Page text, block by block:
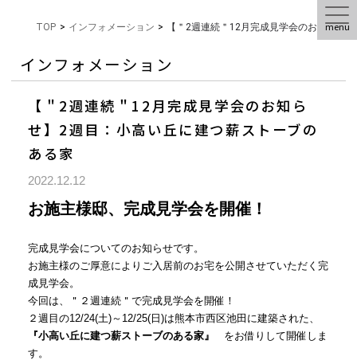
menu
TOP > インフォメーション > 【＂2週連続＂12月完成見学会のお知らせ
インフォメーション
【＂2週連続＂12月完成見学会のお知ら
せ】2週目：小高い丘に建つ薪ストーブの
ある家
2022.12.12
お施主様邸、完成見学会を開催！
完成見学会についてのお知らせです。
お施主様のご厚意によりご入居前のお宅を公開させていただく完
成見学会。
今回は、＂２週連続＂で完成見学会を開催！
２週目の12/24(土)～12/25(日)は熊本市西区池田に建築された、
『小高い丘に建つ薪ストーブのある家』 をお借りして開催しま
す。